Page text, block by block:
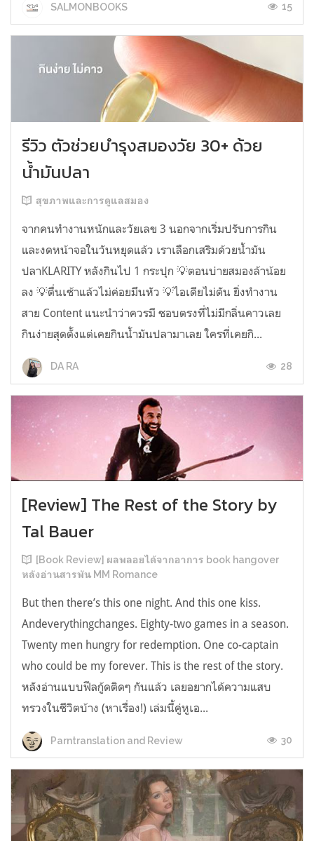
SALMONBOOKS 15
รีวิว ตัวช่วยบำรุงสมองวัย 30+ ด้วย
น้ำมันปลา
สุขภาพและการดูแลสมอง
จากคนทำงานหนักและวัยเลข 3 นอกจากเริ่มปรับการกิน
และงดหน้าจอในวันหยุดแล้ว เราเลือกเสริมด้วยน้ำมัน
ปลาKLARITY หลังกินไป 1 กระปุก 💡ตอนบ่ายสมองล้าน้อย
ลง 💡ตื่นเช้าแล้วไม่ค่อยมึนหัว 💡ไอเดียไม่ตัน ยิ่งทำงาน
สาย Content แนะนำว่าควรมี ชอบตรงที่ไม่มีกลิ่นคาวเลย
กินง่ายสุดตั้งแต่เคยกินน้ำมันปลามาเลย ใครที่เคยกิ...
DA RA 28
[Review] The Rest of the Story by
Tal Bauer
[Book Review] ผลพลอยได้จากอาการ book hangover
หลังอ่านสารพัน MM Romance
But then there’s this one night. And this one kiss.
Andeverythingchanges. Eighty-two games in a season.
Twenty men hungry for redemption. One co-captain
who could be my forever. This is the rest of the story.
หลังอ่านแบบฟีลกู้ดติดๆ กันแล้ว เลยอยากได้ความแสบ
ทรวงในชีวิตบ้าง (หาเรื่อง!) เล่มนี้คู่หูเอ...
Parntranslation and Review 30